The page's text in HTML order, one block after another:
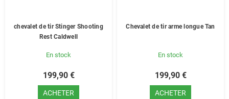
chevalet de tir Stinger Shooting
Rest Caldwell
En stock
199,90 €
ACHETER
Chevalet de tir arme longue Tan
En stock
199,90 €
ACHETER